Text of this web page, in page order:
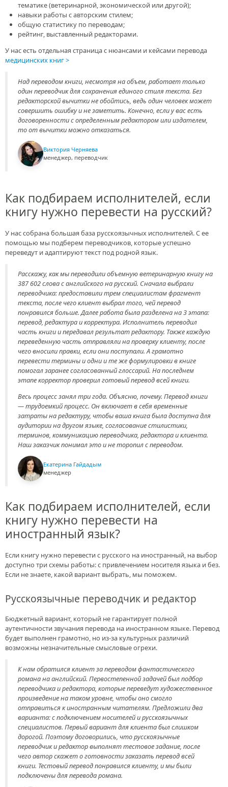
тематике (ветеринарной, экономической или другой);
навыки работы с авторским стилем;
общую статистику по переводам;
рейтинг, выставленный редакторами.
У нас есть отдельная страница с нюансами и кейсами перевода
медицинских книг
Над переводом книги, несмотря на объем, работает только
один переводчик для сохранения единого стиля текста. Без
редакторской вычитки не обойтись, ведь один человек может
совершить ошибку и не заметить. Конечно, если у вас есть
договоренности с определенным редактором или издателем,
то от вычитки можно отказаться.
Виктория Черняева
менеджер, переводчик
Как подбираем исполнителей, если
книгу нужно перевести на русский?
У нас собрана большая база русскоязычных исполнителей. С ее
помощью мы подберем переводчиков, которые успешно
переведут и адаптируют текст под родной язык.
Расскажу, как мы переводили объемную ветеринарную книгу на
387 602 слова с английского на русский. Сначала выбрали
переводчика: предоставили трем специалистам фрагмент
текста, после чего клиент выбрал того, чей перевод
понравился больше. Далее работа была разделена на 3 этапа:
перевод, редактура и корректура. Исполнитель переводил
часть книги и передавал результат редактору. Также каждую
переведенную часть отправляли на проверку клиенту, после
чего вносили правки, если они поступали. А грамотно
перевести термины и одни и те же формулировки в книге
помогал заранее согласованный глоссарий. На последнем
этапе корректор проверил готовый перевод всей книги.
Весь процесс занял три года. Объясню, почему. Перевод книги
— трудоемкий процесс. Он включает в себя временные
затраты на редактуру, чтобы ваша книга была доступна для
аудитории на другом языке, согласование стилистики,
терминов, коммуникацию переводчика, редактора и клиента.
Наш заказчик понимал это и не торопил с переводом.
Екатерина Гайдадым
менеджер
Как подбираем исполнителей, если
книгу нужно перевести на
иностранный язык?
Если книгу нужно перевести с русского на иностранный, на выбор
доступно три схемы работы: с привлечением носителя языка и без.
Если не знаете, какой вариант выбрать, мы поможем.
Русскоязычные переводчик и редактор
Бюджетный вариант, который не гарантирует полной
аутентичности звучания перевода на иностранном языке. Перевод
будет выполнен грамотно, но из-за культурных различий
возможны незначительные смысловые огрехи.
К нам обратился клиент за переводом фантастического
романа на английский. Первостепенной задачей был подбор
переводчика и редактора, которые переведут художественное
произведение на таком уровне, чтобы оно смогло
отправиться к иностранным читателям. Предложили два
варианта: с подключением носителей и русскоязычных
специалистов. Первый вариант для клиента был слишком
дорогой. Поэтому договорились, что русскоязычные
переводчик и редактор выполнят тестовое задание, после
чего автор скажет о готовности заказать перевод всей
книги. Тестовый перевод понравился клиенту, и мы были
подключены для перевода романа.